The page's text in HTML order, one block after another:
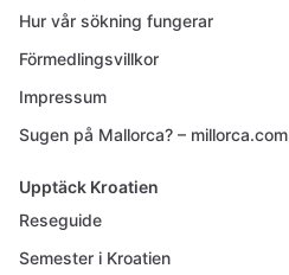
Hur vår sökning fungerar
Förmedlingsvillkor
Impressum
Sugen på Mallorca? – millorca.com
Upptäck Kroatien
Reseguide
Semester i Kroatien